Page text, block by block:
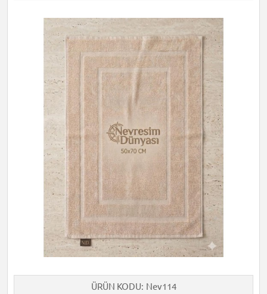
ÜRÜN KODU Nev114